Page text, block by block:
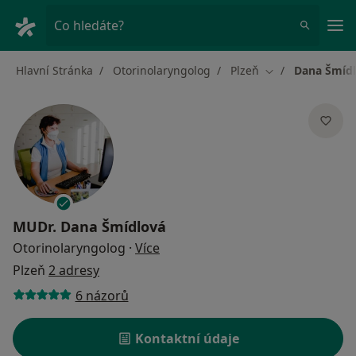
Co hledáte?
Hlavní Stránka Otorinolaryngolog Plzeň Změna města
Dana
MUDr. Dana Šmídlová
Otorinolaryngolog · Více
Plzeň 2 adresy
6 názorů
Kontaktní údaje